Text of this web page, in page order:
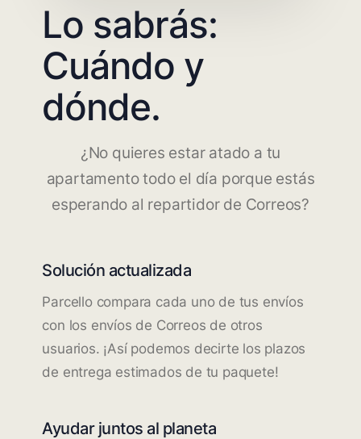
Lo sabrás:
Cuándo y
dónde.
¿No quieres estar atado a tu
apartamento todo el día porque estás
esperando al repartidor de Correos?
Solución actualizada
Parcello compara cada uno de tus envíos
con los envíos de Correos de otros
usuarios. ¡Así podemos decirte los plazos
de entrega estimados de tu paquete!
Ayudar juntos al planeta